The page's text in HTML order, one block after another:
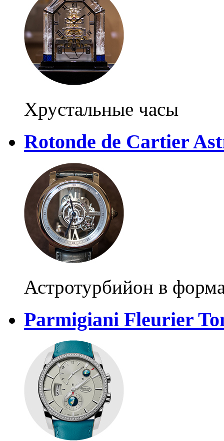
Хрустальные часы
Rotonde de Cartier
Астротурбийон в
Parmigiani Fleurier